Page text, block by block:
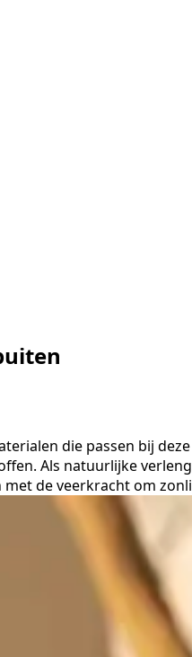
die passen bij
Als natuurlijke
de veerkracht om